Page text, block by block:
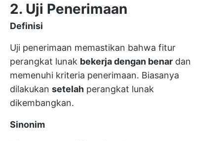
2. Uji Penerimaan
Definisi
Uji penerimaan memastikan bahwa fitur
perangkat lunak bekerja dengan benar dan
memenuhi kriteria penerimaan. Biasanya
dilakukan setelah perangkat lunak
dikembangkan.
Sinonim